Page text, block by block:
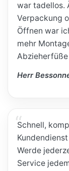
war tadellos.
Verpackung
Öffnen war
mehr
Herr
Schnell,
Werde
Service